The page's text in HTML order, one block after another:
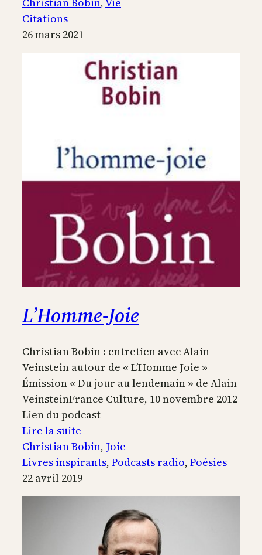
la
Citations
26 mars 2021
L’Homme-Joie
Christian Bobin : entretien avec Alain
Veinstein autour de « L’Homme Joie »
Émission « Du jour au lendemain » de Alain
VeinsteinFrance Culture, 10 novembre 2012
Lien du podcast
Lire la suite
L’Homme-
Joie
Christian Bobin, Joie
Livres inspirants, Podcasts radio, Poésies
22 avril 2019